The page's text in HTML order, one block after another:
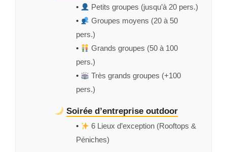
•
Petits groupes (jusqu’à 20 pers.)
•
Groupes moyens (20 à 50
pers.)
•
Grands groupes (50 à 100
pers.)
•
Très grands groupes (+100
pers.)
Soirée d’entreprise outdoor
•
6 Lieux d’exception (Rooftops &
Péniches)